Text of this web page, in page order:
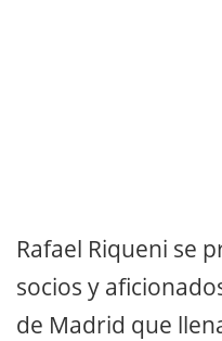
Rafael Riqueni se
socios y
de Madrid que